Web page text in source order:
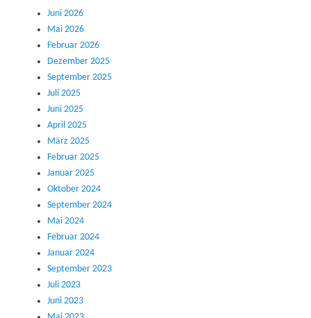
Juni 2026
Mai 2026
Februar 2026
Dezember 2025
September 2025
Juli 2025
Juni 2025
April 2025
März 2025
Februar 2025
Januar 2025
Oktober 2024
September 2024
Mai 2024
Februar 2024
Januar 2024
September 2023
Juli 2023
Juni 2023